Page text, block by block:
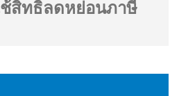
ช้สิทธิลดหย่อนภาษี